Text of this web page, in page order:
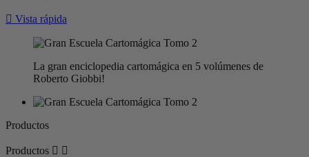
 Vista rápida
La gran enciclopedia cartomágica en 5 volúmenes de
Roberto Giobbi!
Productos
Productos  